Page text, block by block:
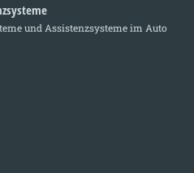
und Assistenzsysteme im Auto